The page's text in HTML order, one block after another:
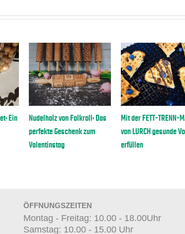
Nudelholz von Folkroll: Das
perfekte Geschenk zum
Valentinstag
Mit der FETT-TRENN-MATTE
von LURCH gesunde Vorsätze
erfüllen
ÖFFNUNGSZEITEN
Montag - Freitag: 10.00 - 18.00Uhr
Samstag: 10.00 - 15.00 Uhr